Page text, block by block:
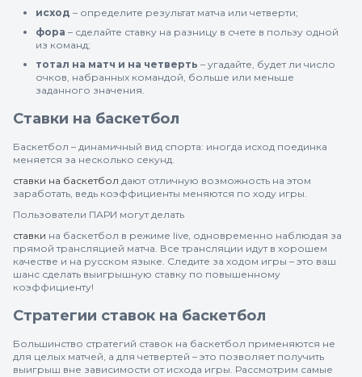
исход – определите результат матча или четверти;
фора – сделайте ставку на разницу в счете в пользу одной
из команд;
тотал на матч и на четверть – угадайте, будет ли число
очков, набранных командой, больше или меньше
заданного значения.
Ставки на баскетбол
Баскетбол – динамичный вид спорта: иногда исход поединка
меняется за несколько секунд.
ставки на баскетбол дают отличную возможность на этом
заработать, ведь коэффициенты меняются по ходу игры.
Пользователи ПАРИ могут делать
ставки на баскетбол в режиме live, одновременно наблюдая за
прямой трансляцией матча. Все трансляции идут в хорошем
качестве и на русском языке. Следите за ходом игры – это ваш
шанс сделать выигрышную ставку по повышенному
коэффициенту!
Стратегии ставок на баскетбол
Большинство стратегий ставок на баскетбол применяются не
для целых матчей, а для четвертей – это позволяет получить
выигрыш вне зависимости от исхода игры. Рассмотрим самые